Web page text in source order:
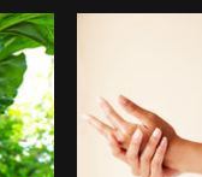
Copiar código